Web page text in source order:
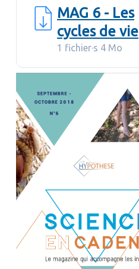
MAG 6 - Les
cycles de vie
1 fichier·s 4 Mo